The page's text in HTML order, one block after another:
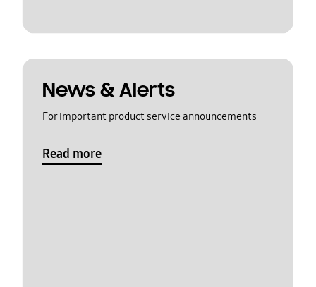
News & Alerts
For important product service announcements
Read more